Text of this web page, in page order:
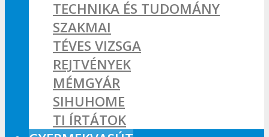
TECHNIKA ÉS TUDOMÁNY
SZAKMAI
TÉVES VIZSGA
REJTVÉNYEK
MÉMGYÁR
SIHUHOME
TI ÍRTÁTOK